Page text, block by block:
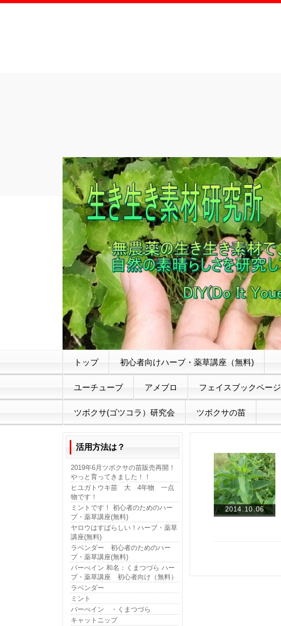
トップ 初心者向けハーブ・薬草講座（無料)
ユーチューブ アメブロ フェイスブックページ
ツボクサ(ゴツコラ）研究会 ツボクサの苗
2014.10.06
活用方法は？
2019年6月ツボクサの苗販売再開！
やっと育ってきました！！
ヒユガトウキ苗 大 4年物 一点
物です！
ミントです！ 初心者のためのハー
ブ・薬草講座(無料)
ヤロウはすばらしい！ハーブ・薬草
講座(無料)
ラベンダー 初心者のためのハー
ブ・薬草講座(無料)
バーべイン 和名：くまつづら ハー
ブ・薬草講座 初心者向け（無料）
ラベンダー
ミント
バーべイン ・くまつづら
キャットニップ